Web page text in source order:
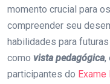
momento crucial para
compreender seu
habilidades para
como vista pedagógica,
participantes do